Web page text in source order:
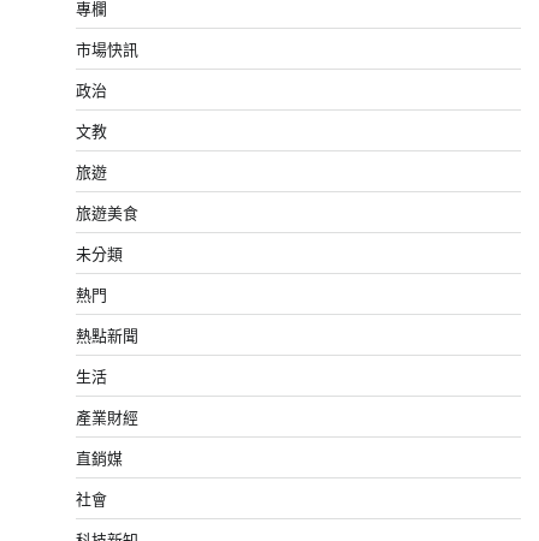
專欄
市場快訊
政治
文教
旅遊
旅遊美食
未分類
熱門
熱點新聞
生活
產業財經
直銷媒
社會